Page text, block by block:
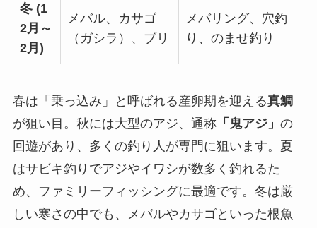
冬 (1
2月～
2月)
メバル、カサゴ
（ガシラ）、ブリ
メバリング、穴釣
り、のませ釣り
春は「乗っ込み」と呼ばれる産卵期を迎える真鯛
が狙い目。秋には大型のアジ、通称「鬼アジ」 の
回遊があり、多くの釣り人が専門に狙います。夏
はサビキ釣りでアジやイワシが数多く釣れるた
め、ファミリーフィッシングに最適です。冬は厳
しい寒さの中でも、メバルやカサゴといった根魚